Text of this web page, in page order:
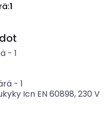
:1
vaihtoehdot
olevat vaihtoehdot
olevat vaihtoehdot
- 1
- 1
Icn EN 60898, 230 V